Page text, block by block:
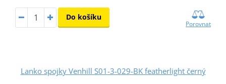
Do košíku
Porovnat
Lanko spojky Venhill S01-3-029-BK featherlight černý